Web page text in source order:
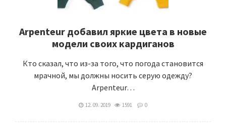
Arpenteur добавил яркие цвета в новые
модели своих кардиганов
Кто сказал, что из-за того, что погода становится
мрачной, мы должны носить серую одежду?
Arpenteur…
12. 09. 2019 1591 0